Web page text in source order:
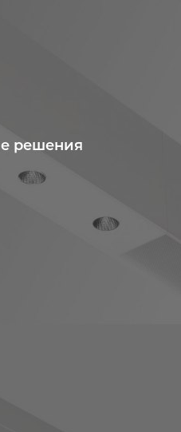
решения